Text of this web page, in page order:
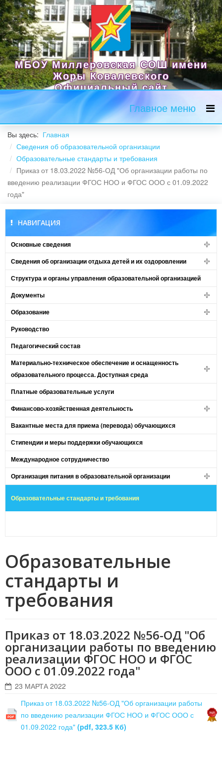
МБОУ Миллеровская СОШ имени
Жоры Ковалевского
Официальный сайт
Главное меню
Вы здесь: Главная
Сведения об образовательной организации
Образовательные стандарты и требования
Приказ от 18.03.2022 №56-ОД "Об организации работы по
введению реализации ФГОС НОО и ФГОС ООО с 01.09.2022
года"
НАВИГАЦИЯ
Основные сведения
Сведения об организации отдыха детей и их оздоровлении
Структура и органы управления образовательной организацией
Документы
Образование
Руководство
Педагогический состав
Материально-техническое обеспечение и оснащенность
образовательного процесса. Доступная среда
Платные образовательные услуги
Финансово-хозяйственная деятельность
Вакантные места для приема (перевода) обучающихся
Стипендии и меры поддержки обучающихся
Международное сотрудничество
Организация питания в образовательной организации
Образовательные стандарты и требования
Образовательные
стандарты и
требования
Приказ от 18.03.2022 №56-ОД "Об
организации работы по введению
реализации ФГОС НОО и ФГОС
ООО с 01.09.2022 года"
23 МАРТА 2022
Приказ от 18.03.2022 №56-ОД "Об организации работы
по введению реализации ФГОС НОО и ФГОС ООО с
01.09.2022 года" (pdf, 323.5 Кб)